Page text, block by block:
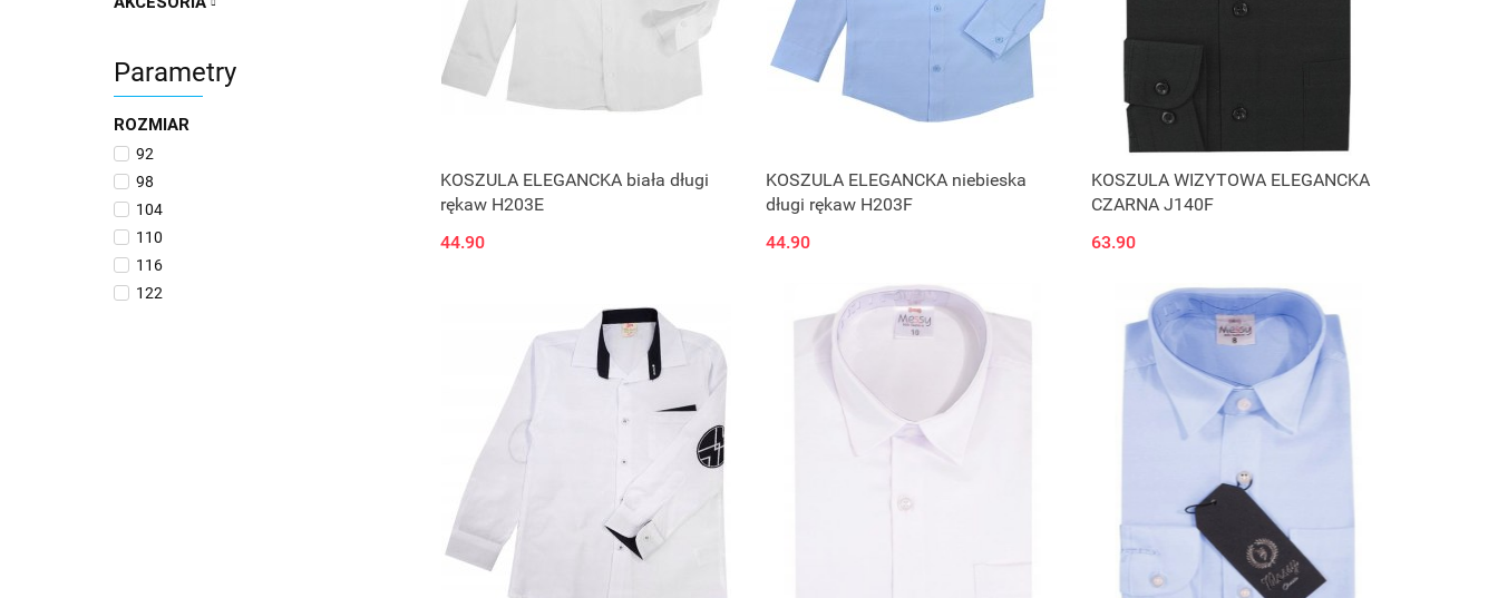
Parametry
ROZMIAR
92
98
104
110
116
122
Produkt niedostępny
KOSZULA ELEGANCKA biała długi
rękaw H203E
44.90
Produkt niedostępny
KOSZULA ELEGANCKA niebieska
długi rękaw H203F
44.90
KOSZULA WIZYTOWA ELEGANCKA
CZARNA J140F
63.90